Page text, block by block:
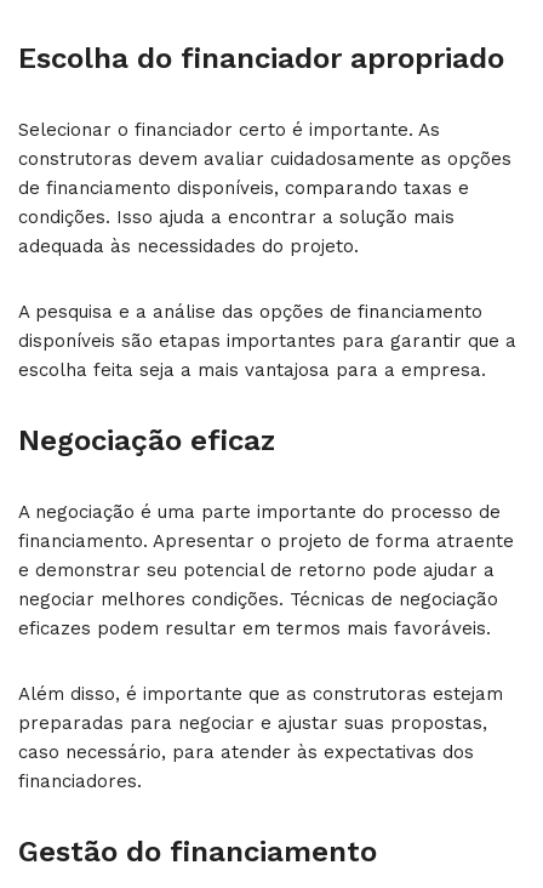
Escolha do financiador apropriado
Selecionar o financiador certo é importante. As
construtoras devem avaliar cuidadosamente as opções
de financiamento disponíveis, comparando taxas e
condições. Isso ajuda a encontrar a solução mais
adequada às necessidades do projeto.
A pesquisa e a análise das opções de financiamento
disponíveis são etapas importantes para garantir que a
escolha feita seja a mais vantajosa para a empresa.
Negociação eficaz
A negociação é uma parte importante do processo de
financiamento. Apresentar o projeto de forma atraente
e demonstrar seu potencial de retorno pode ajudar a
negociar melhores condições. Técnicas de negociação
eficazes podem resultar em termos mais favoráveis.
Além disso, é importante que as construtoras estejam
preparadas para negociar e ajustar suas propostas,
caso necessário, para atender às expectativas dos
financiadores.
Gestão do financiamento